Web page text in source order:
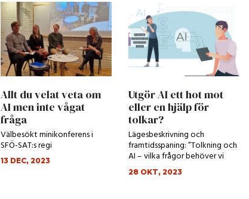
Allt du velat veta om
AI men inte vågat
fråga
Välbesökt minikonferens i
SFÖ-SAT:s regi
13 DEC, 2023
Utgör AI ett hot mot
eller en hjälp för
tolkar?
Lägesbeskrivning och
framtidsspaning: ”Tolkning och
AI – vilka frågor behöver vi
ställa?”
28 OKT, 2023